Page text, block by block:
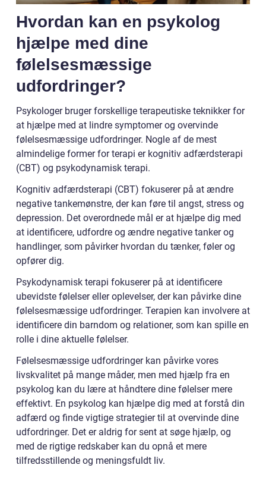
Hvordan kan en psykolog
hjælpe med dine
følelsesmæssige
udfordringer?
Psykologer bruger forskellige terapeutiske teknikker for
at hjælpe med at lindre symptomer og overvinde
følelsesmæssige udfordringer. Nogle af de mest
almindelige former for terapi er kognitiv adfærdsterapi
(CBT) og psykodynamisk terapi.
Kognitiv adfærdsterapi (CBT) fokuserer på at ændre
negative tankemønstre, der kan føre til angst, stress og
depression. Det overordnede mål er at hjælpe dig med
at identificere, udfordre og ændre negative tanker og
handlinger, som påvirker hvordan du tænker, føler og
opfører dig.
Psykodynamisk terapi fokuserer på at identificere
ubevidste følelser eller oplevelser, der kan påvirke dine
følelsesmæssige udfordringer. Terapien kan involvere at
identificere din barndom og relationer, som kan spille en
rolle i dine aktuelle følelser.
Følelsesmæssige udfordringer kan påvirke vores
livskvalitet på mange måder, men med hjælp fra en
psykolog kan du lære at håndtere dine følelser mere
effektivt. En psykolog kan hjælpe dig med at forstå din
adfærd og finde vigtige strategier til at overvinde dine
udfordringer. Det er aldrig for sent at søge hjælp, og
med de rigtige redskaber kan du opnå et mere
tilfredsstillende og meningsfuldt liv.